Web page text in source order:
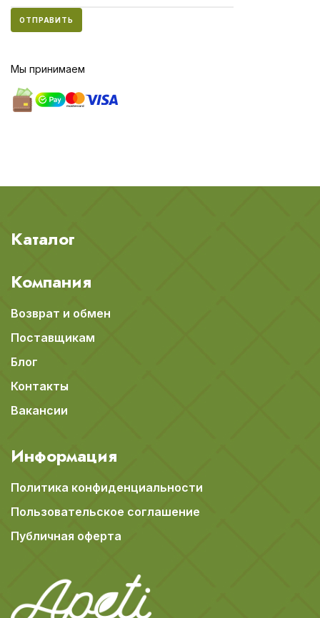
ОТПРАВИТЬ
Мы принимаем
Каталог
Компания
Возврат и обмен
Поставщикам
Блог
Контакты
Вакансии
Информация
Политика конфиденциальности
Пользовательское соглашение
Публичная оферта